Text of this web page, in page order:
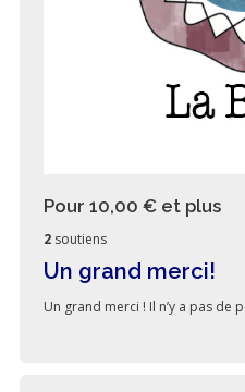
Pour 10,00 € et plus
2 soutiens
Un grand merci!
Un grand merci ! Il n’y a pas de